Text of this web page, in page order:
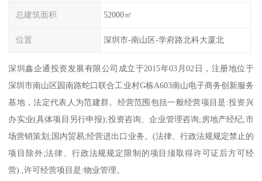
总建筑面积 52000㎡
位置 深圳市-南山区-学府路北科大厦北
深圳鑫企通投资发展有限公司成立于2015年03月02日，注册地位于
深圳市南山区园南路蛇口联合工业村G栋A603南山电子商务创新服务
基地，法定代表人为范建群。经营范围包括一般经营项目是:投资兴
办实业(具体项目另行申报);投资咨询、企业管理咨询;房地产经纪;市
场营销策划;国内贸易;经营进出口业务。(法律、行政法规规定禁止的
项目除外;法律、行政法规规定限制的项目须取得许可证后方可经
营).,许可经营项目是:物业管理。